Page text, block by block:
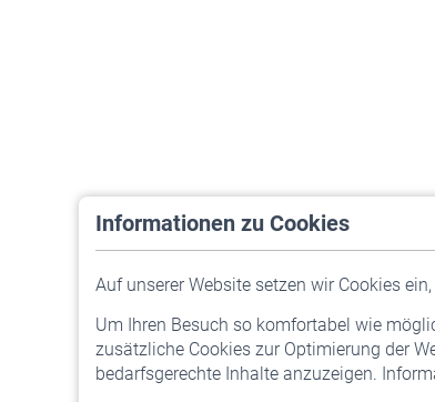
Informationen zu Cookies
Auf unserer Website setzen wir Cookies
Um Ihren Besuch so komfortabel wie
zusätzliche Cookies zur Optimierung der
bedarfsgerechte Inhalte anzuzeigen.